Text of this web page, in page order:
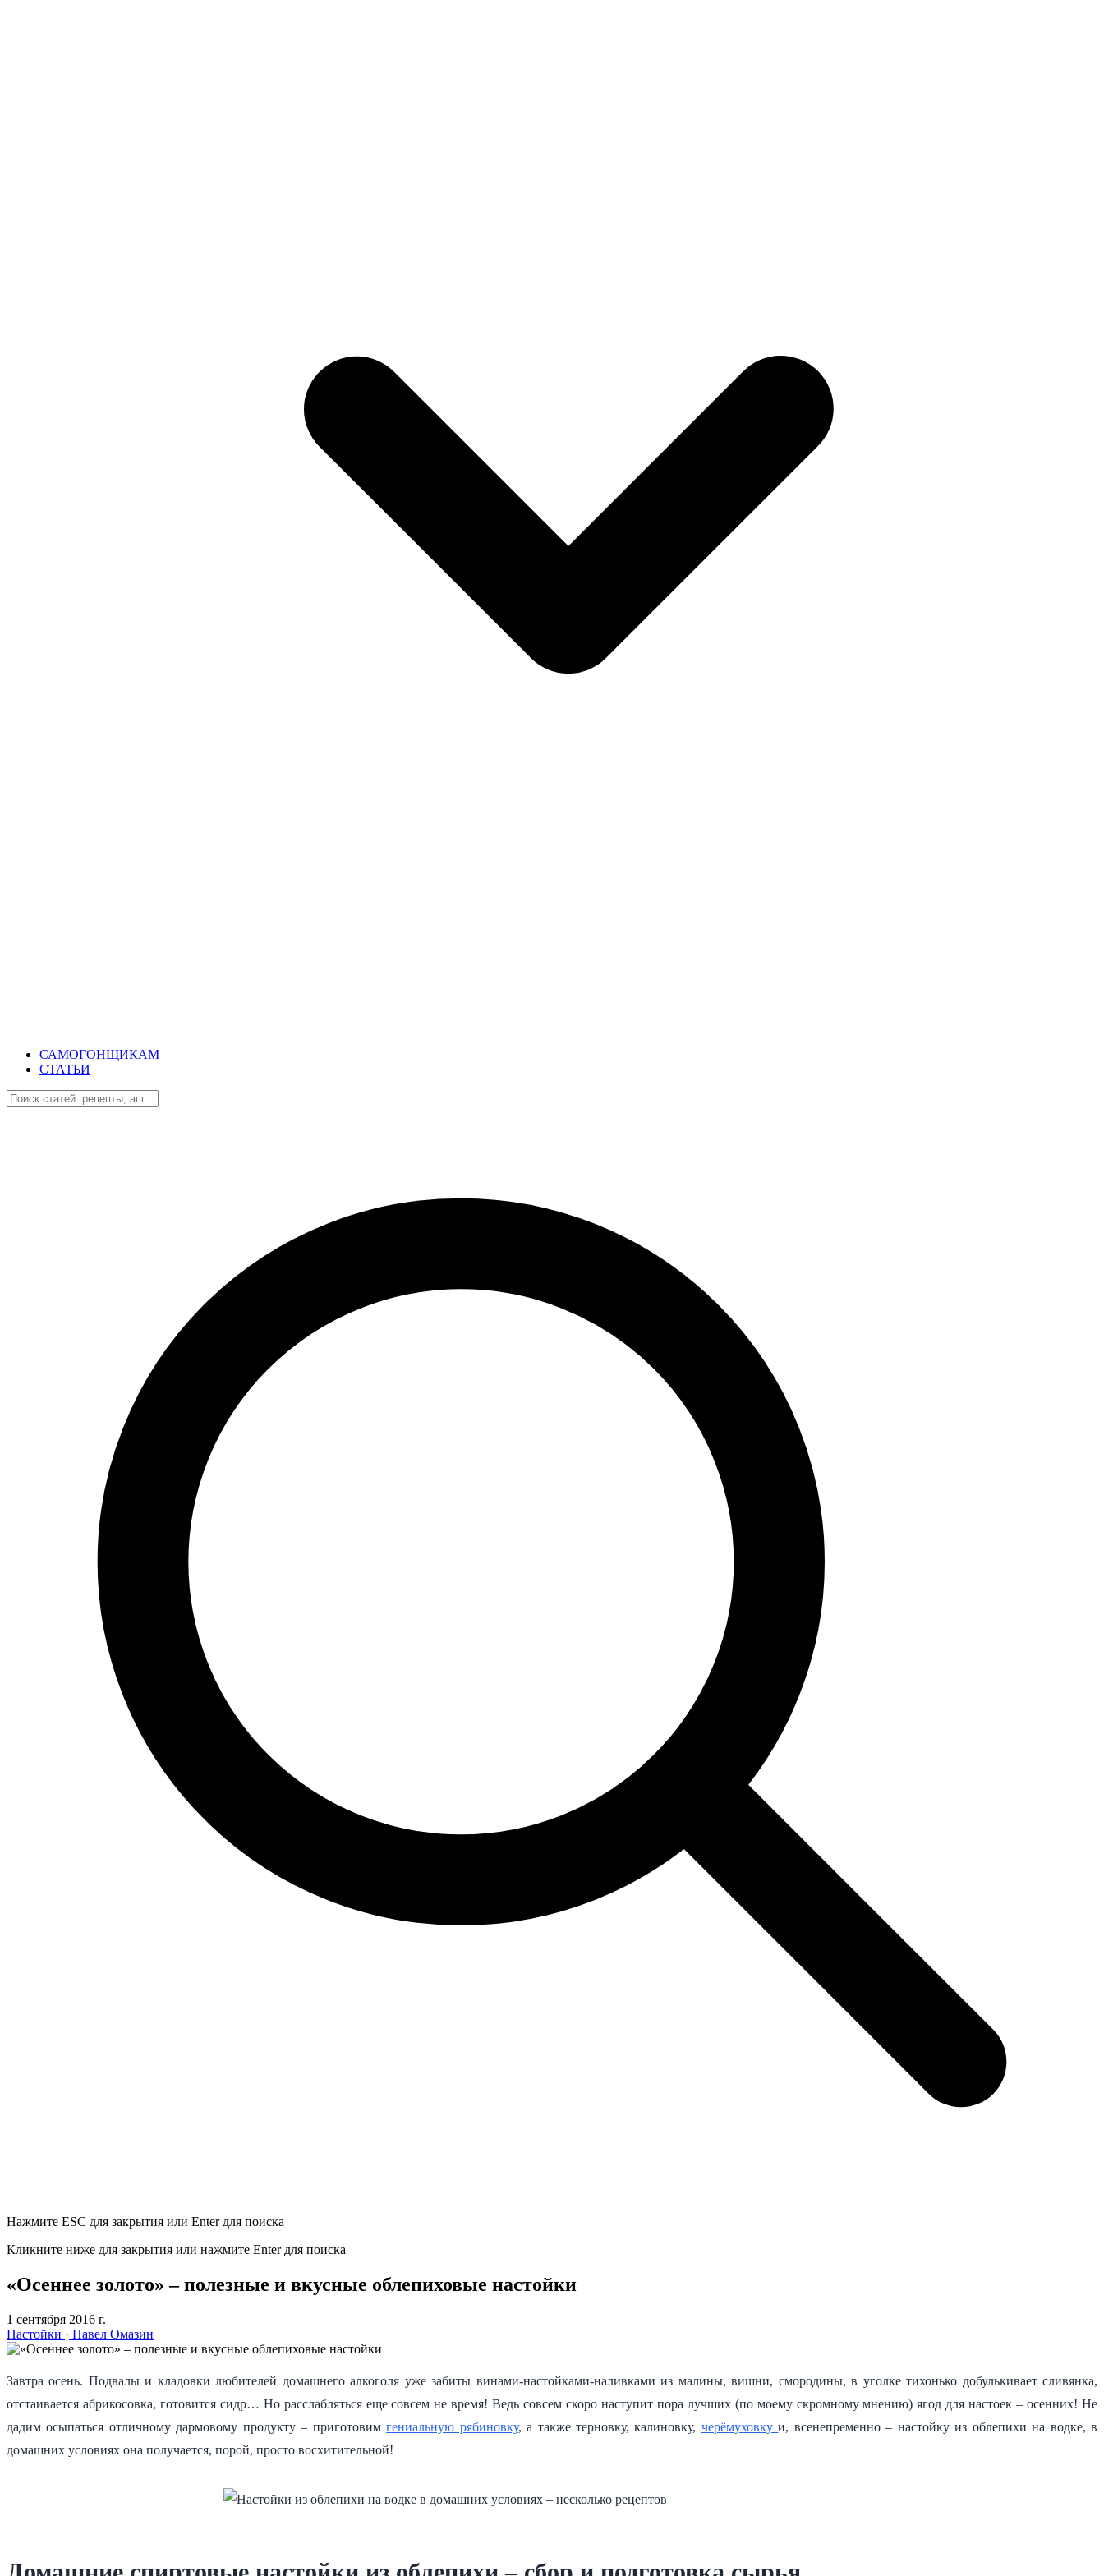
САМОГОНЩИКАМ
СТАТЬИ
Нажмите ESC для закрытия или Enter для поиска
Кликните ниже для закрытия или нажмите Enter для поиска
«Осеннее золото» – полезные и вкусные облепиховые настойки
1 сентября 2016 г.
Настойки · Павел Омазин
Завтра осень. Подвалы и кладовки любителей домашнего алкоголя уже забиты винами-настойками-наливками из малины, вишни, смородины, в уголке тихонько добулькивает сливянка,
отстаивается абрикосовка, готовится сидр… Но расслабляться еще совсем не время! Ведь совсем скоро наступит пора лучших (по моему скромному мнению) ягод для настоек – осенних! Не
дадим осыпаться отличному дармовому продукту – приготовимгениальную рябиновку, а также терновку, калиновку, черёмуховкуи, всенепременно – настойку из облепихи на водке, в
домашних условиях она получается, порой, просто восхитительной!